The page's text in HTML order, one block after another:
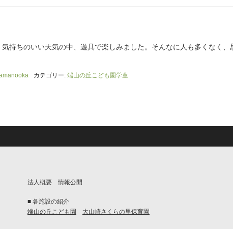
持ちのいい天気の中、遊具で楽しみました。そんなに人も多くなく、
カテゴリー: 端山の丘こども園学童
法人概要 情報公開
■ 各施設の紹介
端山の丘こども園
大山崎さくらの里保育園